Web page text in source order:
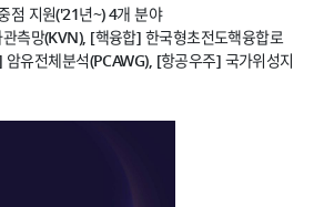
점 지원('21년~) 4개 분야
측망(KVN), [핵융합] 한국형초전도핵융합로
암유전체분석(PCAWG), [항공우주] 국가위성지